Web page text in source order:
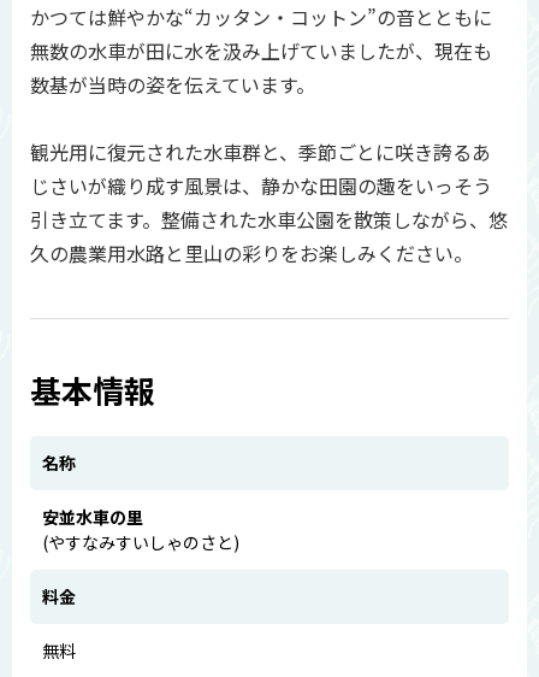
かつては鮮やかな“カッタン・コットン”の音とともに
無数の水車が田に水を汲み上げていましたが、現在も
数基が当時の姿を伝えています。
観光用に復元された水車群と、季節ごとに咲き誇るあ
じさいが織り成す風景は、静かな田園の趣をいっそう
引き立てます。整備された水車公園を散策しながら、悠
久の農業用水路と里山の彩りをお楽しみください。
基本情報
名称
安並水車の里
(やすなみすいしゃのさと)
料金
無料